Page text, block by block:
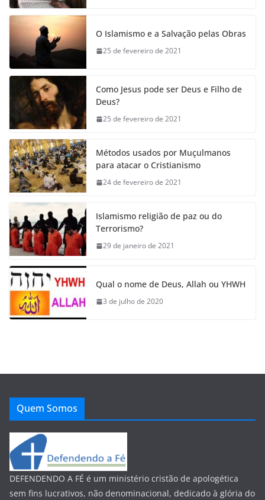
O Islamismo e a Salvação pelas Obras
25 de fevereiro de 2021
Como Jesus pode ser Deus e Filho de
Deus?
25 de fevereiro de 2021
Métodos usados por Muçulmanos
para atacar o Cristianismo
24 de fevereiro de 2021
Islamismo religião de paz ou do
Terrorismo?
29 de janeiro de 2021
Qual o nome de Deus, Allah ou YHWH
3 de julho de 2020
Quem Somos
DEFENDENDO A FÉ é um ministério cristão de apologética
sem fins lucrativos, não denominacional, dedicado à glória do